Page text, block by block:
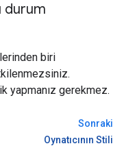
durum
biri
yapmanız gerekmez.
Sonraki
Oynatıcının Stili